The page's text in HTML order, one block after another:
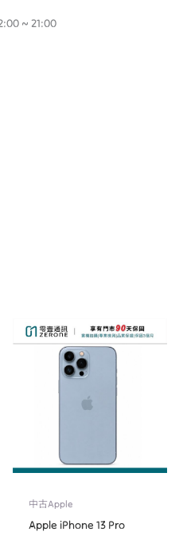
~ 21:00
中古Apple
Apple iPhone 13 Pro